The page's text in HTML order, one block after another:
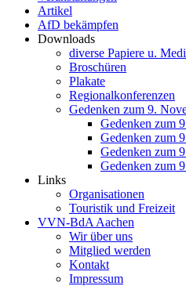
Artikel
AfD bekämpfen
Downloads
diverse Papiere u.
Broschüren
Plakate
Regionalkonferenzen
Gedenken zum 9.
Gedenken zum
Gedenken zum
Gedenken zum
Gedenken zum
Links
Organisationen
Touristik und Freizeit
VVN-BdA Aachen
Wir über uns
Mitglied werden
Kontakt
Impressum